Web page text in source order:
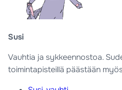
Susi
Vauhtia ja sykkeennostoa.
toimintapisteillä päästään